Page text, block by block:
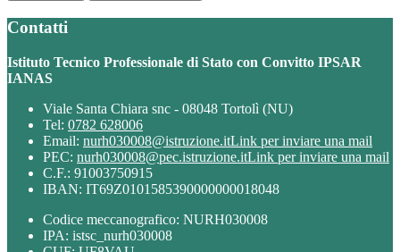
Contatti
Istituto Tecnico Professionale di Stato con Convitto IPSAR
IANAS
Viale Santa Chiara snc - 08048 Tortolì (NU)
Tel: 0782 628006
Email: nurh030008@istruzione.itLink per inviare una mail
PEC: nurh030008@pec.istruzione.itLink per inviare una mail
C.F.: 91003750915
IBAN: IT69Z0101585390000000018048
Codice meccanografico: NURH030008
IPA: istsc_nurh030008